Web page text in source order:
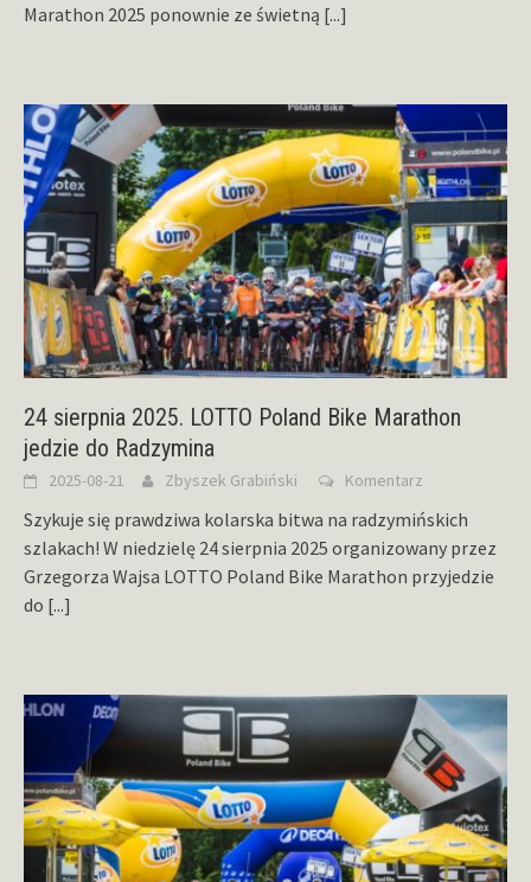
Marathon 2025 ponownie ze świetną [...]
24 sierpnia 2025. LOTTO Poland Bike Marathon
jedzie do Radzymina
2025-08-21 Zbyszek Grabiński Komentarz
Szykuje się prawdziwa kolarska bitwa na radzymińskich
szlakach! W niedzielę 24 sierpnia 2025 organizowany przez
Grzegorza Wajsa LOTTO Poland Bike Marathon przyjedzie
do [...]